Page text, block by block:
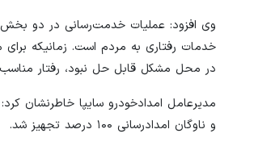
وی افزود: عملیات خدمت‌رسانی در دو
خدمات رفتاری به مردم است. زمانیکه
در محل مشکل قابل حل نبود، رفتار
و ناوگان امدادرسانی ۱۰۰ درصد تجهیز شد.